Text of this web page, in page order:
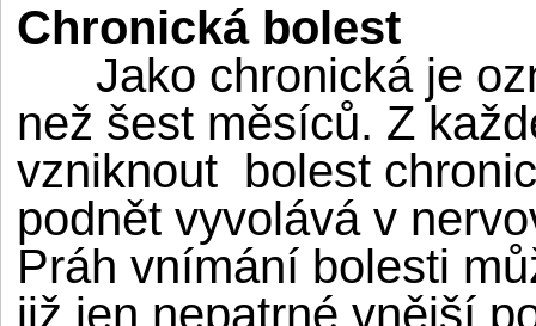
Chronická bolest
Jako chronická je
než šest měsíců. Z
vzniknout bolest
podnět vyvolává v
Práh vnímání bolesti
již jen nepatrné vnější